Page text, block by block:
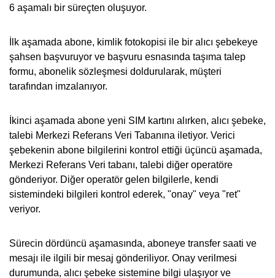
6 aşamalı bir süreçten oluşuyor.
İlk aşamada abone, kimlik fotokopisi ile bir alıcı şebekeye
şahsen başvuruyor ve başvuru esnasında taşıma talep
formu, abonelik sözleşmesi doldurularak, müşteri
tarafından imzalanıyor.
İkinci aşamada abone yeni SIM kartını alırken, alıcı şebeke,
talebi Merkezi Referans Veri Tabanına iletiyor. Verici
şebekenin abone bilgilerini kontrol ettiği üçüncü aşamada,
Merkezi Referans Veri tabanı, talebi diğer operatöre
gönderiyor. Diğer operatör gelen bilgilerle, kendi
sistemindeki bilgileri kontrol ederek, "onay" veya "ret"
veriyor.
Sürecin dördüncü aşamasında, aboneye transfer saati ve
mesajı ile ilgili bir mesaj gönderiliyor. Onay verilmesi
durumunda, alıcı şebeke sistemine bilgi ulaşıyor ve